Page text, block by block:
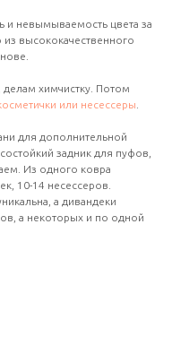
и невымываемость цвета за
высококачественного
химчистку. Потом
или несессеры
для дополнительной
задник для пуфов,
Из одного ковра
10-14 несессеров.
а дивандеки
а некоторых и по одной